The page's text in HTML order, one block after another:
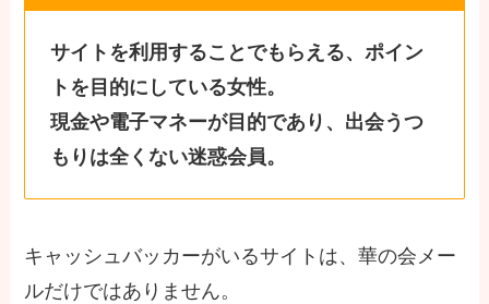
サイトを利用することでもらえる、ポイン
トを目的にしている女性。
現金や電子マネーが目的であり、出会うつ
もりは全くない迷惑会員。
キャッシュバッカーがいるサイトは、華の会メー
ルだけではありません。